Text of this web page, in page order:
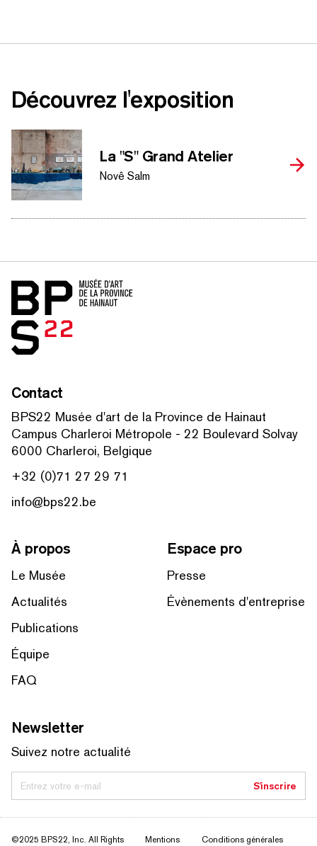
Découvrez l'exposition
La"S" Grand Atelier
Novê Salm
Accueil
Contact
BPS22 Musée d'art de la Province de Hainaut
Campus Charleroi Métropole - 22 Boulevard Solvay
6000 Charleroi, Belgique
+32 (0)71 27 29 71
info@bps22.be
À propos
Le Musée
Actualités
Publications
Équipe
FAQ
Espace pro
Presse
Évènements d'entreprise
Newsletter
Suivez notre actualité
Entrez votre e-mail S'inscrire
©2025 BPS22, Inc. All Rights
Mentions
Conditions générales